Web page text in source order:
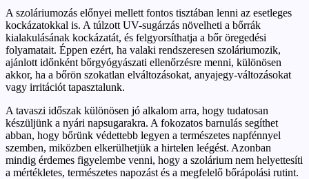
A szoláriumozás előnyei mellett fontos tisztában lenni az esetleges
kockázatokkal is. A túlzott UV-sugárzás növelheti a bőrrák
kialakulásának kockázatát, és felgyorsíthatja a bőr öregedési
folyamatait. Éppen ezért, ha valaki rendszeresen szoláriumozik,
ajánlott időnként bőrgyógyászati ellenőrzésre menni, különösen
akkor, ha a bőrön szokatlan elváltozásokat, anyajegy-változásokat
vagy irritációt tapasztalunk.
A tavaszi időszak különösen jó alkalom arra, hogy tudatosan
készüljünk a nyári napsugarakra. A fokozatos barnulás segíthet
abban, hogy bőrünk védettebb legyen a természetes napfénnyel
szemben, miközben elkerülhetjük a hirtelen leégést. Azonban
mindig érdemes figyelembe venni, hogy a szolárium nem helyettesíti
a mértékletes, természetes napozást és a megfelelő bőrápolási rutint.